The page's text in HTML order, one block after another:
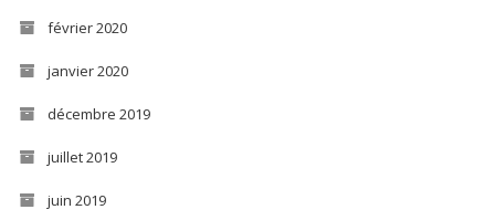
février 2020
janvier 2020
décembre 2019
juillet 2019
juin 2019